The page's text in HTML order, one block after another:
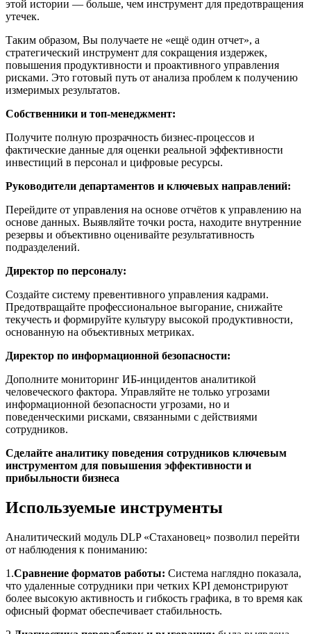
этой истории — больше, чем инструмент для предотвращения
утечек.
Таким образом, Вы получаете не «ещё один отчет», а
стратегический инструмент для сокращения издержек,
повышения продуктивности и проактивного управления
рисками. Это готовый путь от анализа проблем к получению
измеримых результатов.
Собственники и топ-менеджмент:
Получите полную прозрачность бизнес-процессов и
фактические данные для оценки реальной эффективности
инвестиций в персонал и цифровые ресурсы.
Руководители департаментов и ключевых направлений:
Перейдите от управления на основе отчётов к управлению на
основе данных. Выявляйте точки роста, находите внутренние
резервы и объективно оценивайте результативность
подразделений.
Директор по персоналу:
Создайте систему превентивного управления кадрами.
Предотвращайте профессиональное выгорание, снижайте
текучесть и формируйте культуру высокой продуктивности,
основанную на объективных метриках.
Директор по информационной безопасности:
Дополните мониторинг ИБ-инцидентов аналитикой
человеческого фактора. Управляйте не только угрозами
информационной безопасности угрозами, но и
поведенческими рисками, связанными с действиями
сотрудников.
Сделайте аналитику поведения сотрудников ключевым
инструментом для повышения эффективности и
прибыльности бизнеса
Используемые инструменты
Аналитический модуль DLP «Стахановец» позволил перейти
от наблюдения к пониманию:
1.Сравнение форматов работы: Система наглядно показала,
что удаленные сотрудники при четких KPI демонстрируют
более высокую активность и гибкость графика, в то время как
офисный формат обеспечивает стабильность.